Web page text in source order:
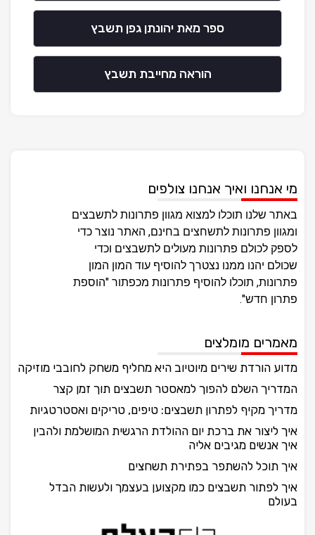
ספר מאת יהונתן גפן תשבץ
הוראה מחייבת תשבץ
מי אנחנו ואיך אנחנו צולפים
באתר שלנו תוכלו למצוא מגוון פתרונות לתשבצים
ומגוון פתרונות לתשחצים בחינם, האתר נוצר כדי
לספק לכולם פתרונות מעולים לתשבצים וכדי
שכולם יהנו ממנו נצטרך להוסיף עוד המון המון
פתרונות, תוכלו להוסיף פתרונות מכפתור "הוספת
פתרון חדש".
מאמרים מומלצים
מדוע הורדת שירים מיוטיוב היא מחליף משחק לחובבי מוזיקה
המדריך השלם להפוך למאסטר תשבצים תוך זמן קצר
מדריך מקיף לפתרון תשבצים: טיפים, טריקים ואסטרטגיות
איך ליצור את ברכת יום ההולדת הרגשית המושלמת ולהבין
איך אנשים מגיבים אליה
איך תוכל להשתפר בפתירת תשחצים
איך לפתור תשבצים כמו מקצוען בעצמך ולעשות הבדל
בעולם